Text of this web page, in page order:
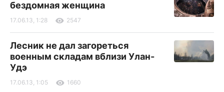
бездомная женщина
17.06.13, 1:28 2547
Лесник не дал загореться
военным складам вблизи Улан-
Удэ
17.06.13, 1:05 1660